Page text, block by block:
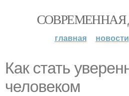
главная новости
Как стать
человеком